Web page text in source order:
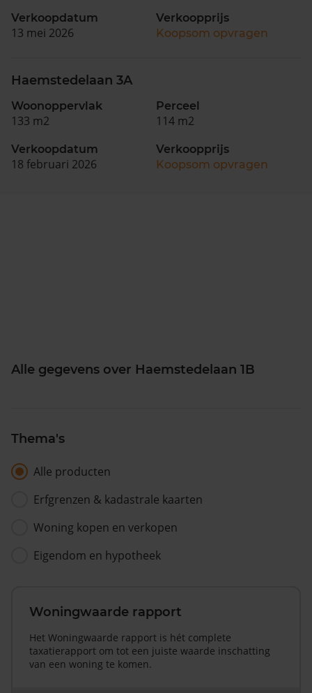
Verkoopdatum
13 mei 2026
Verkoopprijs
Koopsom opvragen
Haemstedelaan 3A
Woonoppervlak
133 m2
Perceel
114 m2
Verkoopdatum
18 februari 2026
Verkoopprijs
Koopsom opvragen
Alle gegevens over Haemstedelaan 1B
Thema's
Alle producten
Erfgrenzen & kadastrale kaarten
Woning kopen en verkopen
Eigendom en hypotheek
Woningwaarde rapport
Het Woningwaarde rapport is hét complete
taxatierapport om tot een juiste waarde inschatting
van een woning te komen.